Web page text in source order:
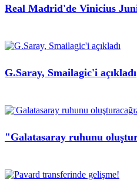
Real Madrid'de Vinicius
G.Saray, Smailagic'i açıkladı
"Galatasaray ruhunu